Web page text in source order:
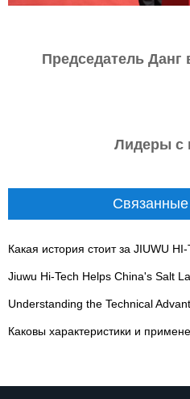
Председатель
Лидеры с
Каковы характеристики и